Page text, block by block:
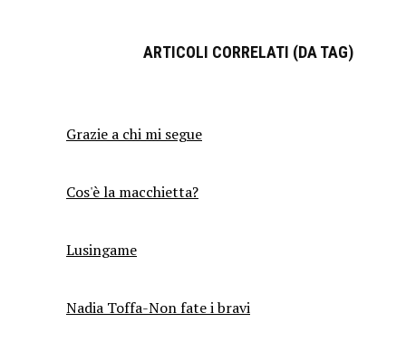
ARTICOLI CORRELATI (DA TAG)
Grazie a chi mi segue
Cos'è la macchietta?
Lusingame
Nadia Toffa-Non fate i bravi